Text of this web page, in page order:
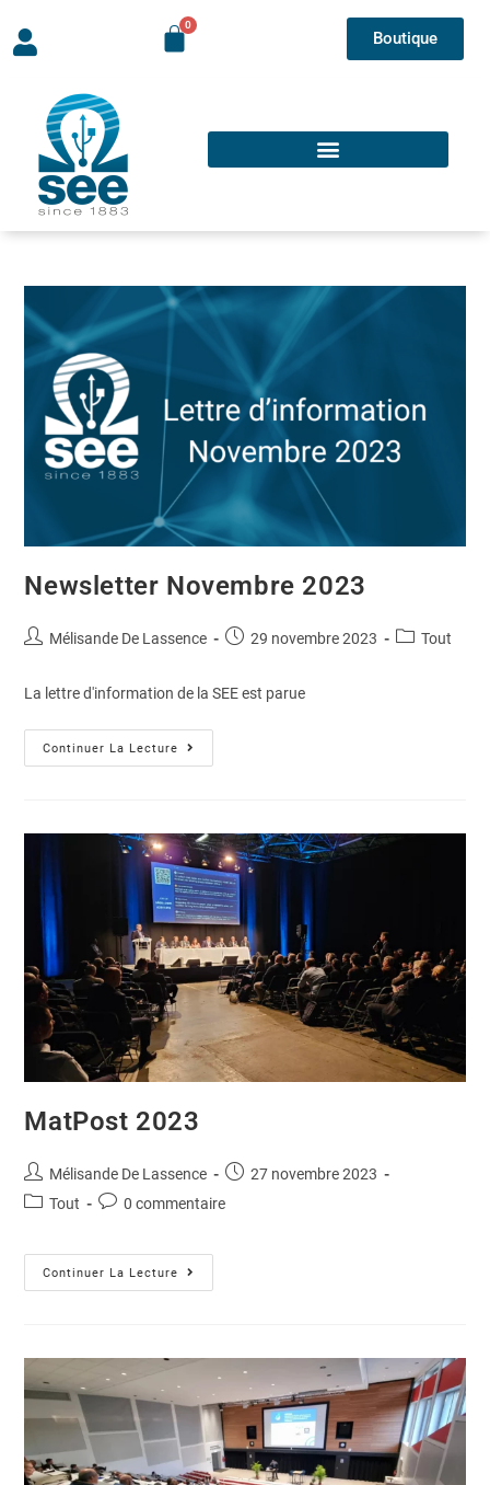
Boutique
Newsletter Novembre 2023
Mélisande De Lassence 29 novembre 2023 Tout
La lettre d'information de la SEE est parue
Continuer La Lecture
MatPost 2023
Mélisande De Lassence
27 novembre 2023
Tout
0 commentaire
Continuer La Lecture